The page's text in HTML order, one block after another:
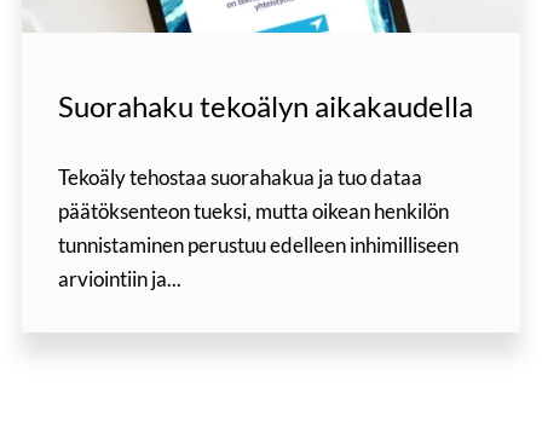
Suorahaku tekoälyn aikakaudella
Tekoäly tehostaa suorahakua ja tuo dataa
päätöksenteon tueksi, mutta oikean henkilön
tunnistaminen perustuu edelleen inhimilliseen
arviointiin ja...